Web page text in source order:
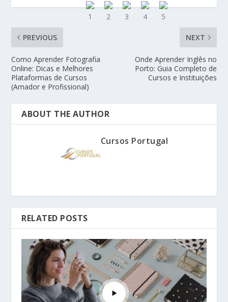
PREVIOUS
Como Aprender Fotografia
Online: Dicas e Melhores
Plataformas de Cursos
(Amador e Profissional)
NEXT
Onde Aprender Inglês no
Porto: Guia Completo de
Cursos e Instituições
ABOUT THE AUTHOR
Cursos Portugal
RELATED POSTS